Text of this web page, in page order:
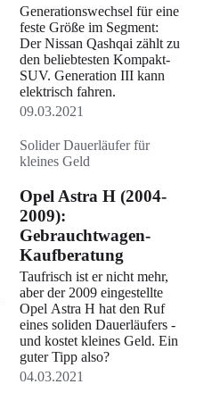
Generationswechsel für eine
feste Größe im Segment:
Der Nissan Qashqai zählt zu
den beliebtesten Kompakt-
SUV. Generation III kann
elektrisch fahren.
09.03.2021
Solider Dauerläufer für
kleines Geld
Opel Astra H (2004-
2009):
Gebrauchtwagen-
Kaufberatung
Taufrisch ist er nicht mehr,
aber der 2009 eingestellte
Opel Astra H hat den Ruf
eines soliden Dauerläufers -
und kostet kleines Geld. Ein
guter Tipp also?
04.03.2021